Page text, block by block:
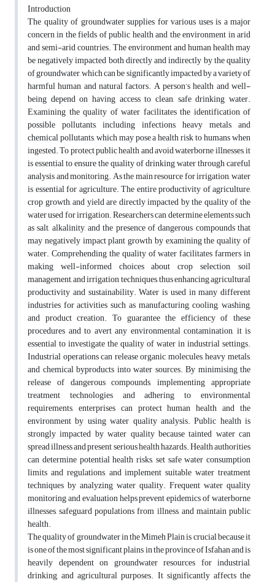
Introduction
The quality of groundwater supplies for various uses is a major
concern in the fields of public health and the environment in arid
and semi-arid countries. The environment and human health may
be negatively impacted both directly and indirectly by the quality
of groundwater, which can be significantly impacted by a variety of
harmful human and natural factors. A person’s health and well-
being depend on having access to clean, safe drinking water.
Examining the quality of water facilitates the identification of
possible pollutants, including infections, heavy metals, and
chemical pollutants, which may pose a health risk to humans when
ingested. To protect public health and avoid waterborne illnesses, it
is essential to ensure the quality of drinking water through careful
analysis and monitoring. As the main resource for irrigation, water
is essential for agriculture. The entire productivity of agriculture,
crop growth, and yield are directly impacted by the quality of the
water used for irrigation. Researchers can determine elements such
as salt, alkalinity, and the presence of dangerous compounds that
may negatively impact plant growth by examining the quality of
water. Comprehending the quality of water facilitates farmers in
making well-informed choices about crop selection, soil
management, and irrigation techniques, thus enhancing agricultural
productivity and sustainability. Water is used in many different
industries for activities such as manufacturing, cooling, washing,
and product creation. To guarantee the efficiency of these
procedures and to avert any environmental contamination, it is
essential to investigate the quality of water in industrial settings.
Industrial operations can release organic molecules, heavy metals,
and chemical byproducts into water sources. By minimising the
release of dangerous compounds, implementing appropriate
treatment technologies and adhering to environmental
requirements, enterprises can protect human health and the
environment by using water quality analysis. Public health is
strongly impacted by water quality because tainted water can
spread illness and present serious health hazards. Health authorities
can determine potential health risks, set safe water consumption
limits and regulations, and implement suitable water treatment
techniques by analyzing water quality. Frequent water quality
monitoring and evaluation helps prevent epidemics of waterborne
illnesses, safeguard populations from illness, and maintain public
health.
The quality of groundwater in the Mimeh Plain is crucial because it
is one of the most significant plains in the province of Isfahan and is
heavily dependent on groundwater resources for industrial,
drinking, and agricultural purposes. It significantly affects the